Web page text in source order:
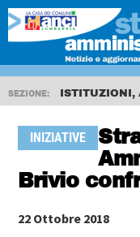
SEZIONE: ISTITUZIONI,
INIZIATIVE
Brivio
22 Ottobre 2018